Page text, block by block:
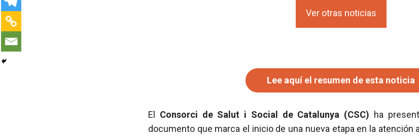
Ver otras noticias
Lee aquí el resumen de esta noticia
El Consorci de Salut i Social de Catalunya (CSC) ha
documento que marca el inicio de una nueva etapa en la atención al